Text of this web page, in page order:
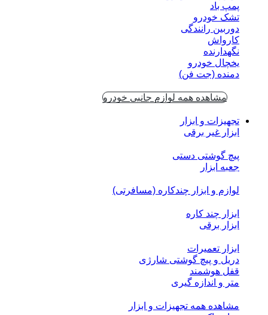
پمپ باد
تشک خودرو
دوربین رانندگی
کارواش
نگهدارنده
یخچال خودرو
دمنده (جت فن)
مشاهده همه لوازم جانبی خودرو
تجهیزات و ابزار
ابزار غیر برقی
پیچ گوشتی دستی
جعبه ابزار
لوازم و ابزار چندکاره (مسافرتی)
ابزار چند کاره
ابزار برقی
ابزار تعمیرات
دریل و پیچ گوشتی شارژی
قفل هوشمند
متر و اندازه گیری
مشاهده همه تجهیزات و ابزار